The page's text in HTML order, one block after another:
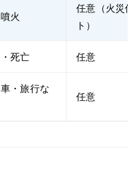
火
任意（火災保
ト）
死亡 任意
・旅行な
任意